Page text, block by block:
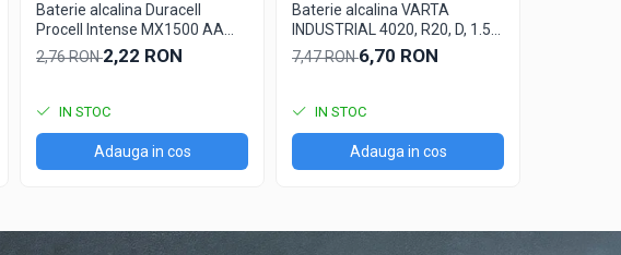
Baterie alcalina Duracell
Procell Intense MX1500 AA
bulk
2,76 RON2,22 RON
IN STOC
Adauga in cos
Baterie alcalina VARTA
INDUSTRIAL 4020, R20, D, 1.5V,
bulk
7,47 RON6,70 RON
IN STOC
Adauga in cos